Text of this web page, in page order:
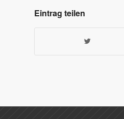
Eintrag teilen